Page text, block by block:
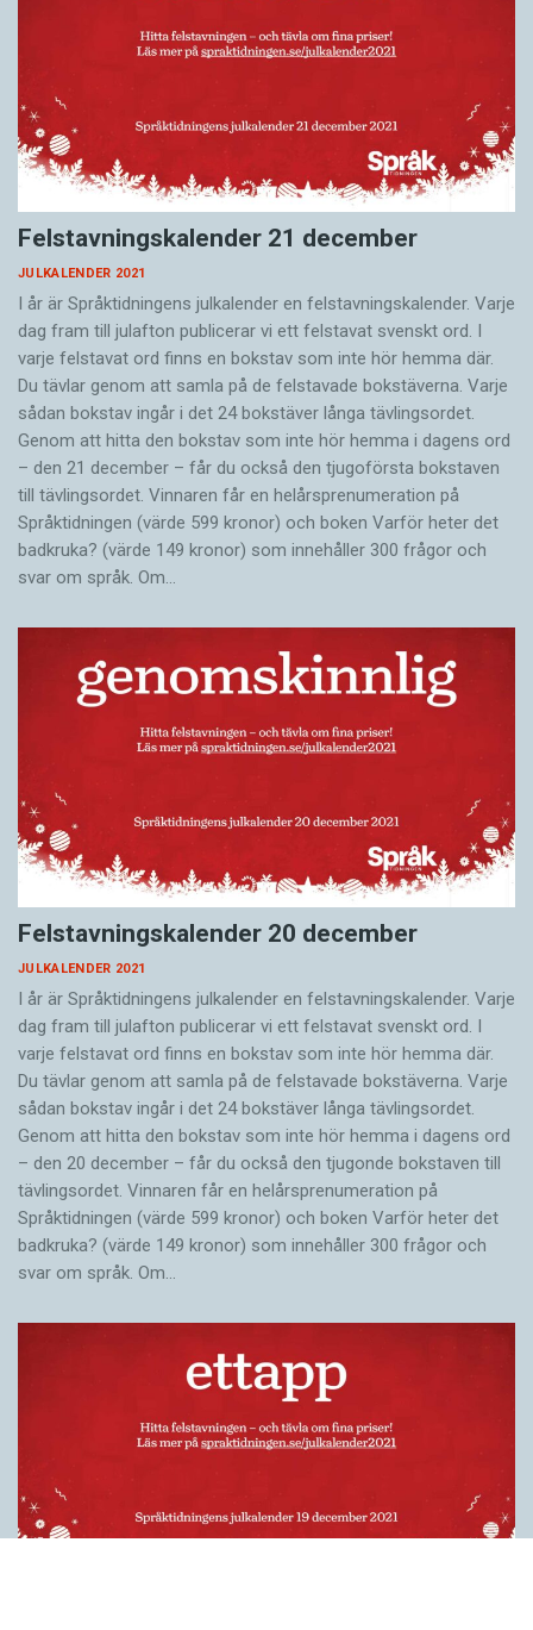
Felstavningskalender 21 december
JULKALENDER 2021
I år är Språktidningens julkalender en felstavningskalender. Varje
dag fram till julafton publicerar vi ett felstavat svenskt ord. I
varje felstavat ord finns en bokstav som inte hör hemma där.
Du tävlar genom att samla på de felstavade bokstäverna. Varje
sådan bokstav ingår i det 24 bokstäver långa tävlingsordet.
Genom att hitta den bokstav som inte hör hemma i dagens ord
– den 21 december – får du också den tjugoförsta bokstaven
till tävlingsordet. Vinnaren får en helårsprenumeration på
Språktidningen (värde 599 kronor) och boken Varför heter det
badkruka? (värde 149 kronor) som innehåller 300 frågor och
svar om språk. Om…
Felstavningskalender 20 december
JULKALENDER 2021
I år är Språktidningens julkalender en felstavningskalender. Varje
dag fram till julafton publicerar vi ett felstavat svenskt ord. I
varje felstavat ord finns en bokstav som inte hör hemma där.
Du tävlar genom att samla på de felstavade bokstäverna. Varje
sådan bokstav ingår i det 24 bokstäver långa tävlingsordet.
Genom att hitta den bokstav som inte hör hemma i dagens ord
– den 20 december – får du också den tjugonde bokstaven till
tävlingsordet. Vinnaren får en helårsprenumeration på
Språktidningen (värde 599 kronor) och boken Varför heter det
badkruka? (värde 149 kronor) som innehåller 300 frågor och
svar om språk. Om…